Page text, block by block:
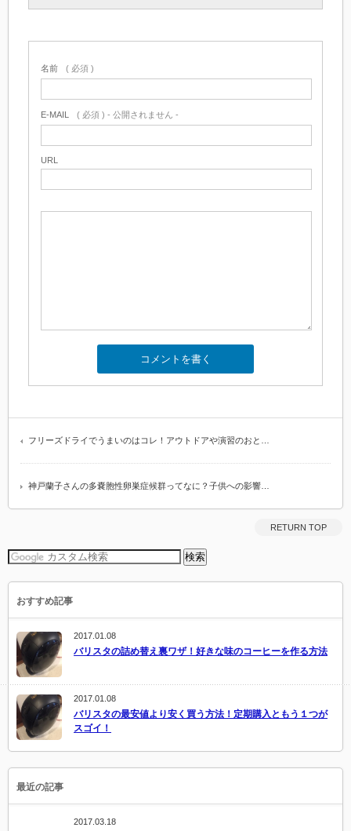
名前 ( 必須 )
E-MAIL ( 必須 ) - 公開されません -
URL
フリーズドライでうまいのはコレ！アウトドアや演習のおと…
神戸蘭子さんの多嚢胞性卵巣症候群ってなに？子供への影響…
RETURN TOP
おすすめ記事
2017.01.08
バリスタの詰め替え裏ワザ！好きな味のコーヒーを作る方法
2017.01.08
バリスタの最安値より安く買う方法！定期購入ともう１つが
スゴイ！
最近の記事
2017.03.18